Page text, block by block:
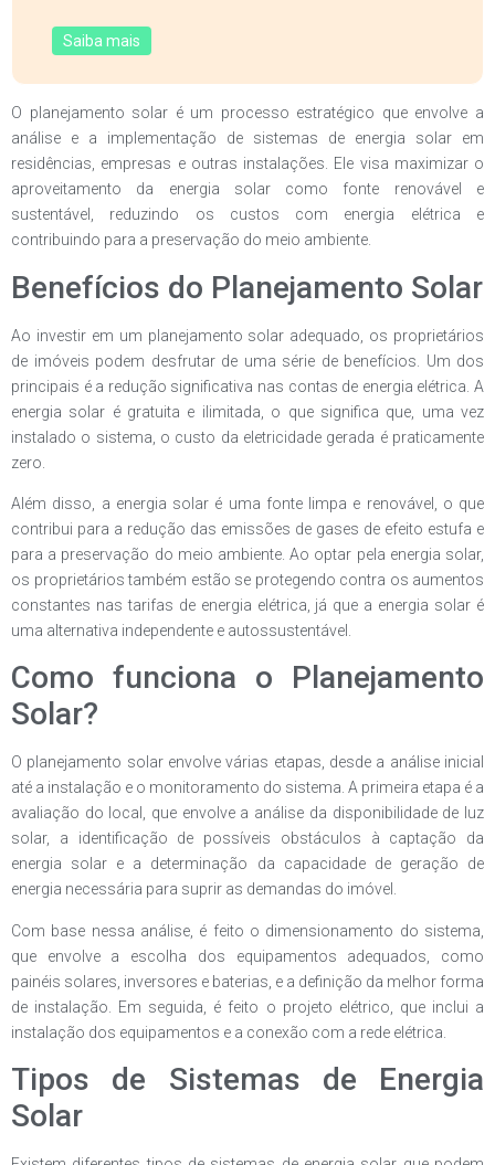
Saiba mais
O planejamento solar é um processo estratégico que envolve a
análise e a implementação de sistemas de energia solar em
residências, empresas e outras instalações. Ele visa maximizar o
aproveitamento da energia solar como fonte renovável e
sustentável, reduzindo os custos com energia elétrica e
contribuindo para a preservação do meio ambiente.
Benefícios do Planejamento Solar
Ao investir em um planejamento solar adequado, os proprietários
de imóveis podem desfrutar de uma série de benefícios. Um dos
principais é a redução significativa nas contas de energia elétrica. A
energia solar é gratuita e ilimitada, o que significa que, uma vez
instalado o sistema, o custo da eletricidade gerada é praticamente
zero.
Além disso, a energia solar é uma fonte limpa e renovável, o que
contribui para a redução das emissões de gases de efeito estufa e
para a preservação do meio ambiente. Ao optar pela energia solar,
os proprietários também estão se protegendo contra os aumentos
constantes nas tarifas de energia elétrica, já que a energia solar é
uma alternativa independente e autossustentável.
Como funciona o Planejamento
Solar?
O planejamento solar envolve várias etapas, desde a análise inicial
até a instalação e o monitoramento do sistema. A primeira etapa é a
avaliação do local, que envolve a análise da disponibilidade de luz
solar, a identificação de possíveis obstáculos à captação da
energia solar e a determinação da capacidade de geração de
energia necessária para suprir as demandas do imóvel.
Com base nessa análise, é feito o dimensionamento do sistema,
que envolve a escolha dos equipamentos adequados, como
painéis solares, inversores e baterias, e a definição da melhor forma
de instalação. Em seguida, é feito o projeto elétrico, que inclui a
instalação dos equipamentos e a conexão com a rede elétrica.
Tipos de Sistemas de Energia
Solar